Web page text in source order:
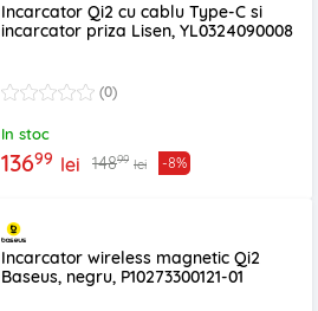
Incarcator Qi2 cu cablu Type-C si
incarcator priza Lisen, YL0324090008
(0)
In stoc
13699 lei 14899 lei -8%
Incarcator wireless magnetic Qi2
Baseus, negru, P10273300121-01